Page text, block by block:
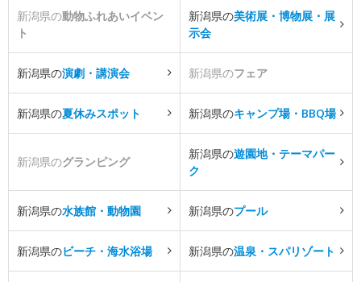
新潟県の動物ふれあいイベン
ト
新潟県の美術展・博物展・展
示会
新潟県の演劇・講演会 新潟県のフェア
新潟県の夏休みスポット 新潟県のキャンプ場・BBQ場
新潟県のグランピング
新潟県の遊園地・テーマパー
ク
新潟県の水族館・動物園 新潟県のプール
新潟県のビーチ・海水浴場 新潟県の温泉・スパリゾート